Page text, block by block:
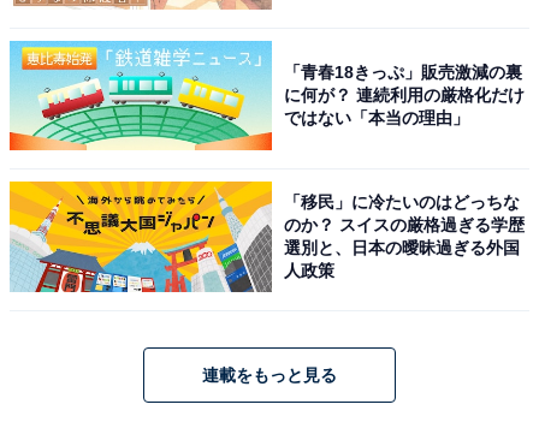
[THE NORTH FACE] [ザノースフェイス] バッグ メンズ
ショルダーバッグ 斜めがけ ポリエステル ブランド 肩掛け
クロスボディ NN2PN57 NN2PP53 ホワイトレーベル
WHITE LABEL ロゴクロス Sサイズ LOGO CROSS BAG
Amazonで見る
「青春18きっぷ」販売激減の裏
に何が？ 連続利用の厳格化だけ
ではない「本当の理由」
「移民」に冷たいのはどっちな
のか？ スイスの厳格過ぎる学歴
選別と、日本の曖昧過ぎる外国
人政策
連載をもっと見る